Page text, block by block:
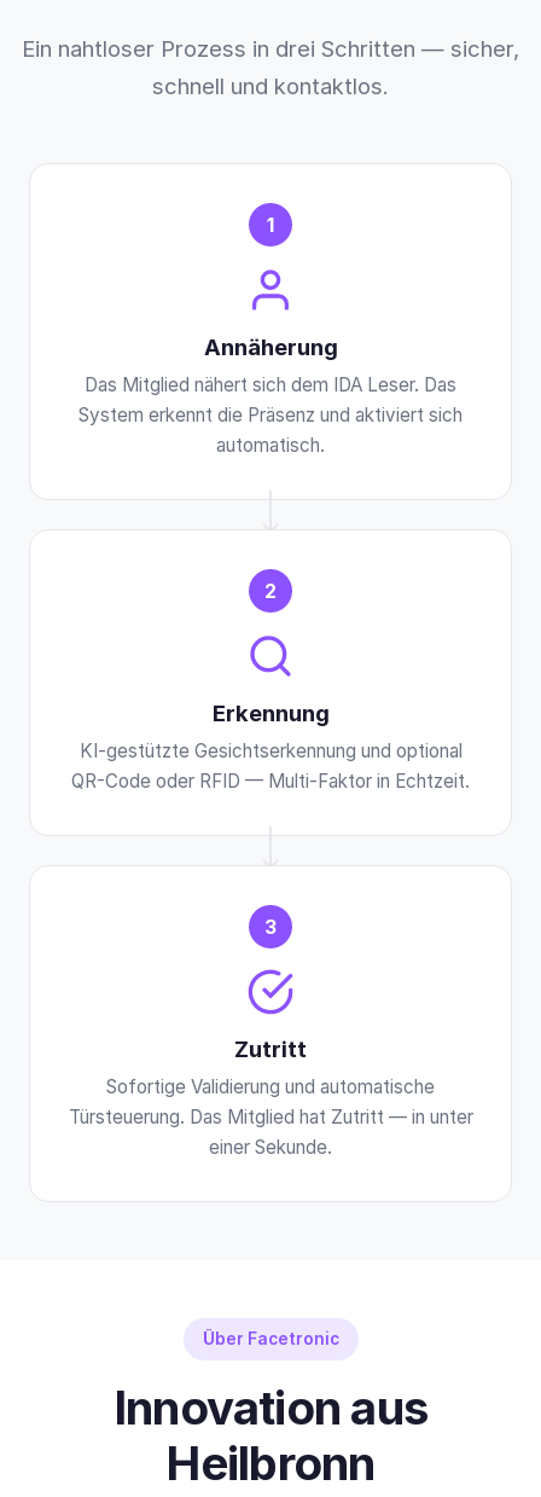
Ein nahtloser Prozess in drei Schritten — sicher,
schnell und kontaktlos.
1
Annäherung
Das Mitglied nähert sich dem IDA Leser. Das
System erkennt die Präsenz und aktiviert sich
automatisch.
2
Erkennung
KI-gestützte Gesichtserkennung und optional
QR-Code oder RFID — Multi-Faktor in Echtzeit.
3
Zutritt
Sofortige Validierung und automatische
Türsteuerung. Das Mitglied hat Zutritt — in unter
einer Sekunde.
Über Facetronic
Innovation aus
Heilbronn